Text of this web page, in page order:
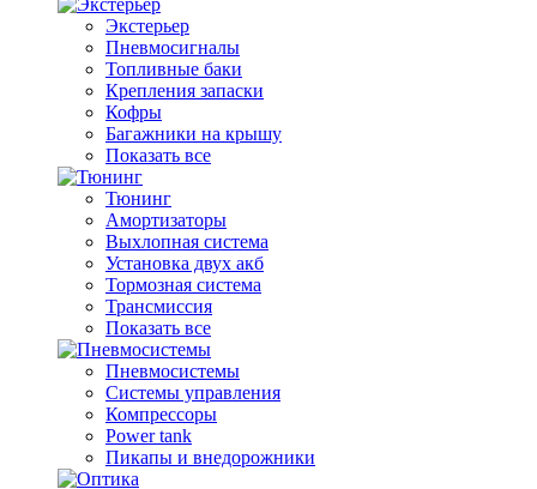
Экстерьер
Пневмосигналы
Топливные баки
Крепления запаски
Кофры
Багажники на крышу
Показать все
Тюнинг
Амортизаторы
Выхлопная система
Установка двух акб
Тормозная система
Трансмиссия
Показать все
Пневмосистемы
Системы управления
Компрессоры
Power tank
Пикапы и внедорожники